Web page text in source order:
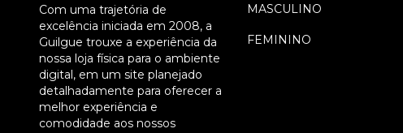
250
Com uma trajetória de
excelência iniciada em 2008, a
Guilgue trouxe a experiência da
nossa loja física para o ambiente
digital, em um site planejado
detalhadamente para oferecer a
melhor experiência e
comodidade aos nossos
MASCULINO
FEMININO